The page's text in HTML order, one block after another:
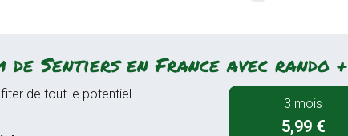
Sentiers en France avec rando +
de tout le potentiel
3 mois
5,99 €